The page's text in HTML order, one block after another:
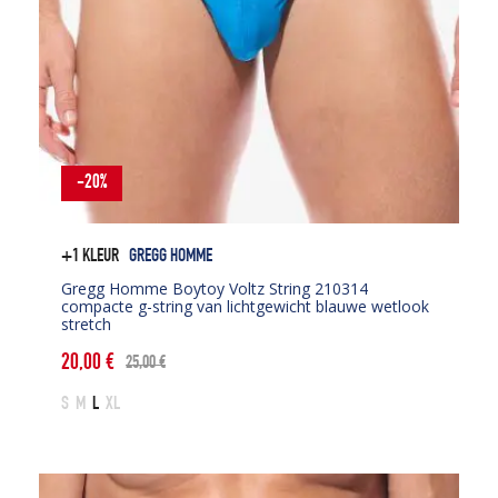
+1 KLEUR GREGG HOMME
Gregg Homme Boytoy Voltz String 210314
compacte g-string van lichtgewicht blauwe wetlook
stretch
25,00€
Oorspronkelijke
prijs
20,00€
Huidige
prijs
S M L XL
-20%